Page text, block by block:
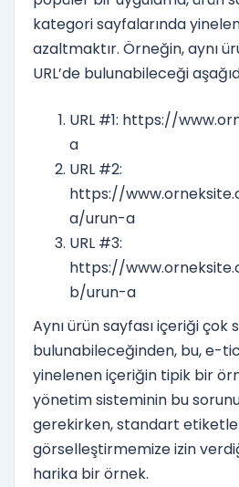
kategori sayfalarında
azaltmaktır. Örneğin, aynı
URL’de bulunabileceği
URL #1: https://
a
URL #2:
https://
a/urun-a
URL #3:
https://
b/urun-a
Aynı ürün sayfası içeriği çok
bulunabileceğinden, bu, e-
yinelenen içeriğin tipik bir
yönetim sisteminin bu
gerekirken, standart
görselleştirmemize izin
harika bir örnek.